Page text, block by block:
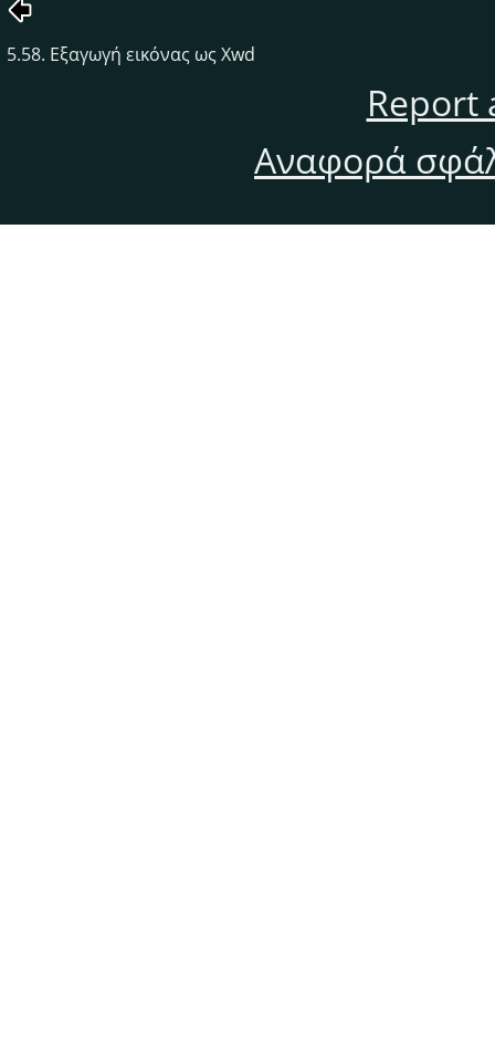
5.58. Εξαγωγή εικόνας ως Xwd
Report
Αναφορά